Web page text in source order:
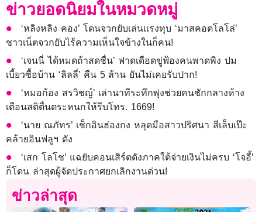
ข่าวยอดนิยมในหมวดหมู่
‘หลิงหลิง คอง’ โดนจวกยับเล่นแรงทุบ ‘มาสคอตโลโล่’
ชาวเน็ตจวกยับไร้ความเห็นใจข้างในก็คน!
‘เจนนี่ ได้หมดถ้าสดชื่น’ ฟาดเดือดขู่ฟ้องคนพาดพิง ปม
เบี้ยวซื้อบ้าน ‘ลิลลี่’ คืน 5 ล้าน ยันไม่เคยรับปาก!
‘หมอก้อง สรวิชญ์’ เล่านาทีระทึกพุ่งช่วยคนชักกลางห้าง
เตือนสติตื่นตระหนกให้รีบโทร. 1669!
‘นาย ณภัทร’ เช็กอินฮ่องกง หลุดมือสาวปริศนา สีเล็บเป๊ะ
คล้ายอินฟลูฯ ดัง
‘เสก โลโช’ แฉยับคอนเสิร์ตดังภาคใต้จ่ายเงินไม่ครบ ‘โจอี้’
ก็โดน ล่าสุดผู้จัดประกาศยกเลิกงานด่วน!
ข่าวล่าสุด